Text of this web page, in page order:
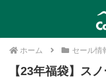
ホーム セール情
【23年福袋】ス